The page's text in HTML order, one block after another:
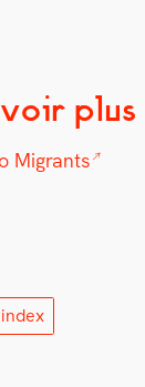
plus
Migrants